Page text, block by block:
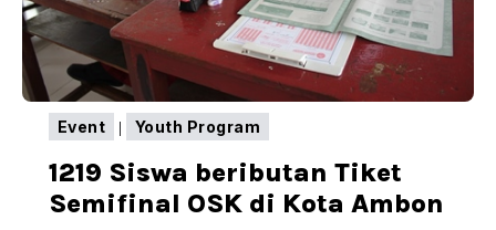
Event Youth Program
1219 Siswa beributan Tiket
Semifinal OSK di Kota Ambon